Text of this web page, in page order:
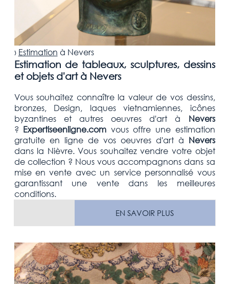
› Estimation à Nevers
Estimation de tableaux, sculptures, dessins
et objets d'art à Nevers
Vous souhaitez connaître la valeur de vos dessins,
bronzes, Design, laques vietnamiennes, icônes
byzantines et autres oeuvres d'artà
Nevers
? Expertiseenligne.com vous offre une estimation
gratuiteen ligne de vos oeuvres d'art à Nevers
dans la Nièvre. Vous souhaitez vendre votreobjet
de collection ? Nous vous accompagnons dans sa
mise en vente avec un service personnalisé vous
garantissant une vente dans les meilleures
conditions.
EN SAVOIR PLUS